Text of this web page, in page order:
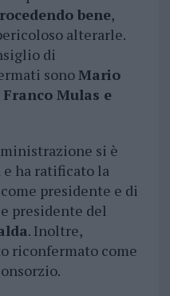
bene,
alterarle.
di
sonoMario
Mulas e
si è
e ha ratificato la
presidente e di
presidente del
. Inoltre,
riconfermato come